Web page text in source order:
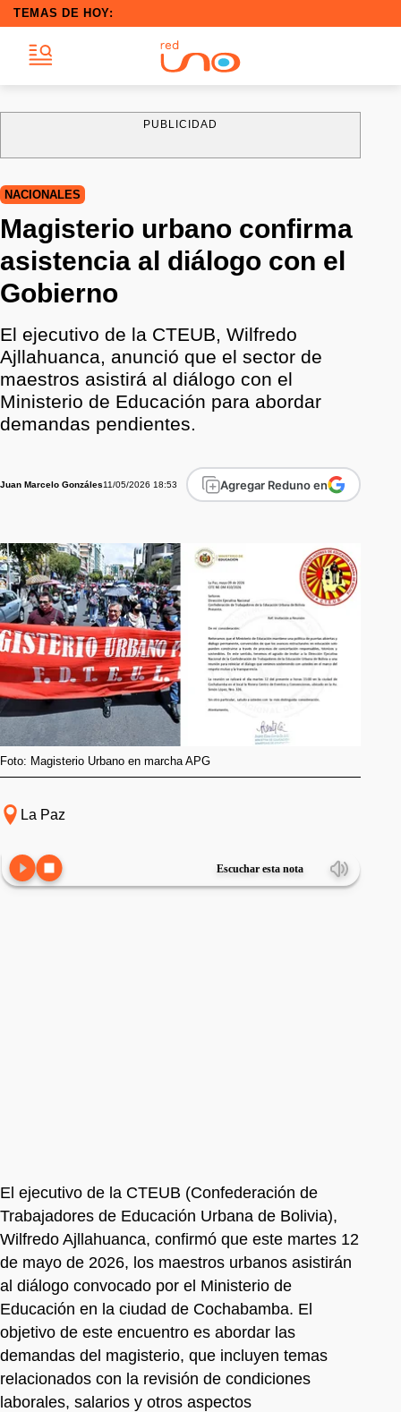
TEMAS DE HOY:
PUBLICIDAD
NACIONALES
Magisterio urbano confirma
asistencia al diálogo con el
Gobierno
El ejecutivo de la CTEUB, Wilfredo
Ajllahuanca, anunció que el sector de
maestros asistirá al diálogo con el
Ministerio de Educación para abordar
demandas pendientes.
Juan Marcelo Gonzáles11/05/2026 18:53 Agregar Reduno en
Foto: Magisterio Urbano en marcha APG
La Paz
Escuchar esta nota
El ejecutivo de la CTEUB (Confederación de
Trabajadores de Educación Urbana de Bolivia),
Wilfredo Ajllahuanca, confirmó que este martes 12
de mayo de 2026, los maestros urbanos asistirán
al diálogo convocado por el Ministerio de
Educación en la ciudad de Cochabamba. El
objetivo de este encuentro es abordar las
demandas del magisterio, que incluyen temas
relacionados con la revisión de condiciones
laborales, salarios y otros aspectos